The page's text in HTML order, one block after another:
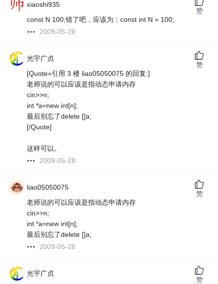
xiaoshi935
const N 100;错了吧，应该为：const int N = 100;
2009-05-28
赞
光宇广贞
[Quote=引用 3 楼 liao05050075 的回复:]
老师说的可以应该是指动态申请内存
cin>>n;
int *a=new int[n];
最后别忘了delete []a;
[/Quote]
这样可以。
2009-05-28
赞
liao05050075
老师说的可以应该是指动态申请内存
cin>>n;
int *a=new int[n];
最后别忘了delete []a;
2009-05-28
赞
光宇广贞
赞